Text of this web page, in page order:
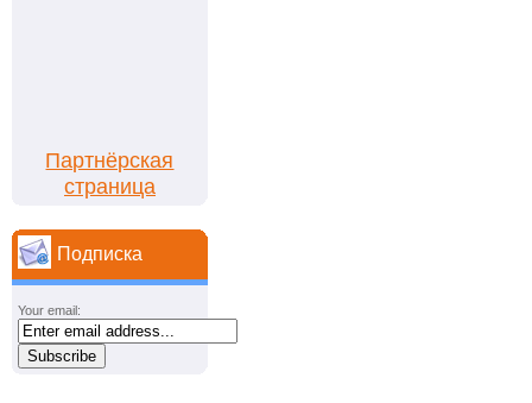
Партнёрская
страница
Подписка
Your email: